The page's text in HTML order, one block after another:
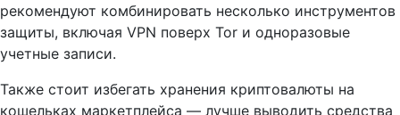
рекомендуют комбинировать несколько инструментов
защиты, включая VPN поверх Tor и одноразовые
учетные записи.
Также стоит избегать хранения криптовалюты на
кошельках маркетплейса — лучше выводить средства